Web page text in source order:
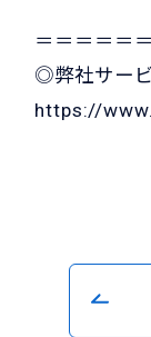
＝＝＝＝＝
◎弊社サー
https://